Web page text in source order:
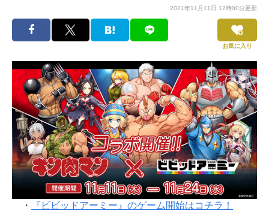
2021年11月11日 12時00分更新
お気に入り
・ 『ビビッドアーミー』のゲーム開始はコチラ！